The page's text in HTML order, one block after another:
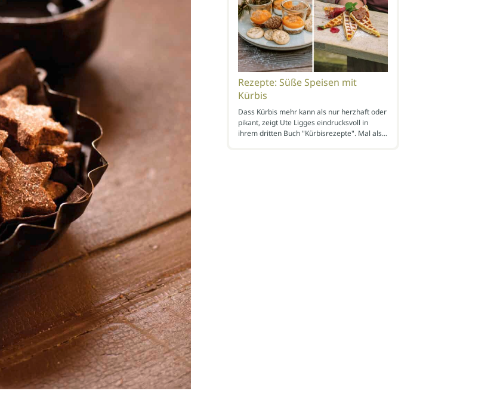
Rezepte: Süße Speisen mit
Kürbis
Dass Kürbis mehr kann als nur herzhaft oder
pikant, zeigt Ute Ligges eindrucksvoll in
ihrem dritten Buch "Kürbisrezepte". Mal als…